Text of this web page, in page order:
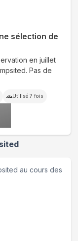
sélection de
en juillet
Pas de
Utilisé 7 fois
au cours des